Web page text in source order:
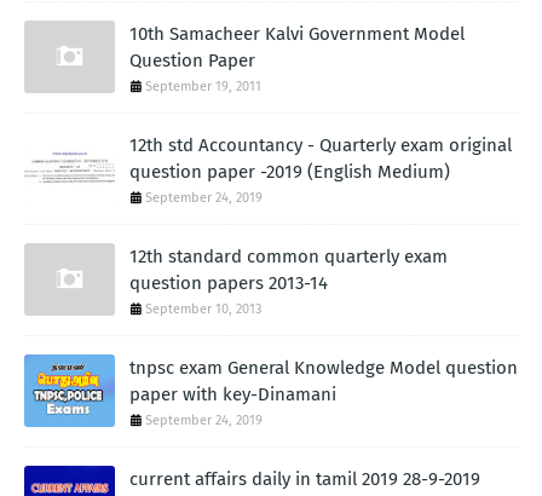
10th Samacheer Kalvi Government Model
Question Paper
September 19, 2011
12th std Accountancy - Quarterly exam original
question paper -2019 (English Medium)
September 24, 2019
12th standard common quarterly exam
question papers 2013-14
September 10, 2013
tnpsc exam General Knowledge Model question
paper with key-Dinamani
September 24, 2019
current affairs daily in tamil 2019 28-9-2019